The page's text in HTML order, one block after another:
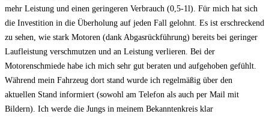
mehr Leistung und einen geringeren Verbrauch (0,5-1l). Für mich hat sich
die Investition in die Überholung auf jeden Fall gelohnt. Es ist erschreckend
zu sehen, wie stark Motoren (dank Abgasrückführung) bereits bei geringer
Laufleistung verschmutzen und an Leistung verlieren. Bei der
Motorenschmiede habe ich mich sehr gut beraten und aufgehoben gefühlt.
Während mein Fahrzeug dort stand wurde ich regelmäßig über den
aktuellen Stand informiert (sowohl am Telefon als auch per Mail mit
Bildern). Ich werde die Jungs in meinem Bekanntenkreis klar